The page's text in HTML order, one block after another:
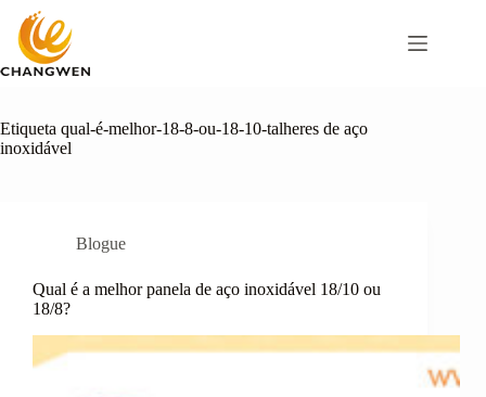
para
conteúdo
Etiqueta qual-é-melhor-18-8-ou-18-10-talheres de aço
inoxidável
Blogue
Qual é a melhor panela de aço inoxidável 18/10 ou
18/8?